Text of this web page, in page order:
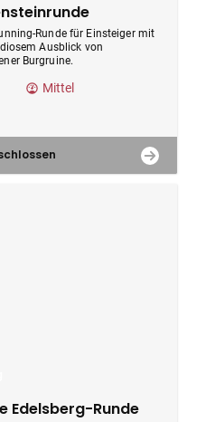
Runde für Einsteiger mit
Ausblick von
Burgruine.
Mittel
Edelsberg-Runde